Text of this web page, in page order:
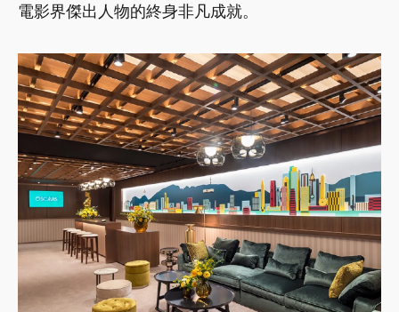
電影界傑出人物的終身非凡成就。